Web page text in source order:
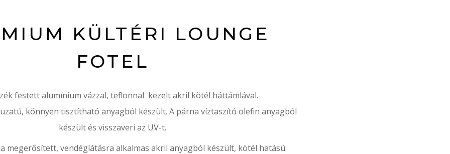
KÜLTÉRI LOUNGE
FOTEL
festett alumínium vázzal, teflonnal kezelt akril kötél háttámlával.
könnyen tisztítható anyagból készült. A párna víztaszító olefin anyagból
készült és visszaveri az UV-t.
megerősített, vendéglátásra alkalmas akril anyagból készült, kötél hatású.